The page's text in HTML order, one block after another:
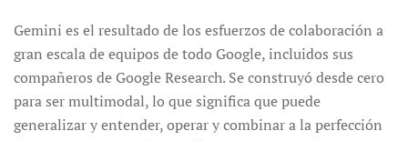
Gemini es el resultado de los esfuerzos de colaboración a
gran escala de equipos de todo Google, incluidos sus
compañeros de Google Research. Se construyó desde cero
para ser multimodal, lo que significa que puede
generalizar y entender, operar y combinar a la perfección